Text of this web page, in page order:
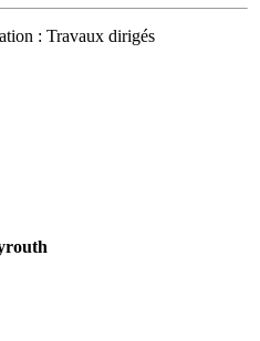
: Travaux dirigés